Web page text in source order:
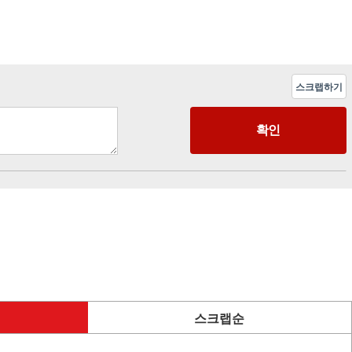
스크랩하기
스크랩순